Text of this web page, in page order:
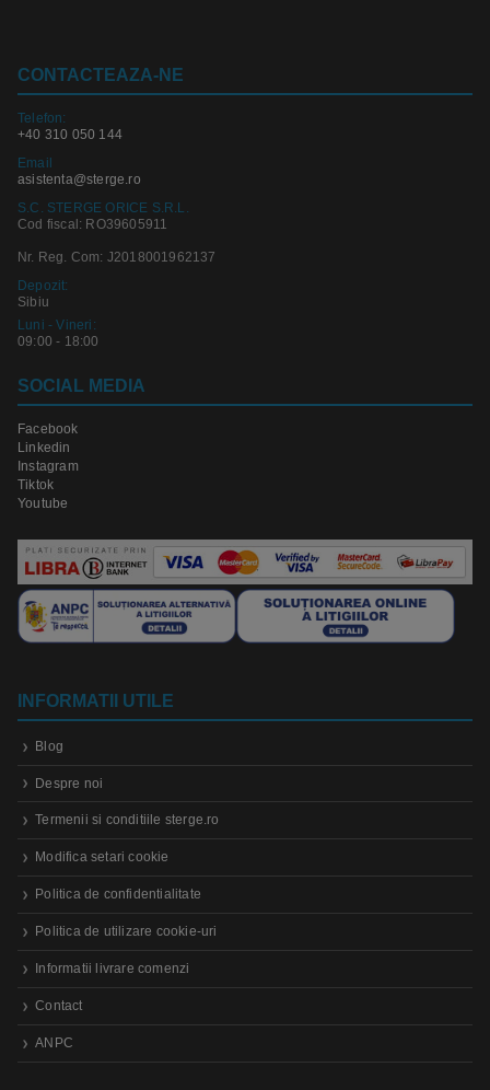
CONTACTEAZA-NE
Telefon:
+40 310 050 144
Email
asistenta@sterge.ro
S.C. STERGE ORICE S.R.L.
Cod fiscal: RO39605911
Nr. Reg. Com: J2018001962137
Depozit:
Sibiu
Luni - Vineri:
09:00 - 18:00
SOCIAL MEDIA
Facebook
Linkedin
Instagram
Tiktok
Youtube
INFORMATII UTILE
Blog
Despre noi
Termenii si conditiile sterge.ro
Modifica setari cookie
Politica de confidentialitate
Politica de utilizare cookie-uri
Informatii livrare comenzi
Contact
ANPC